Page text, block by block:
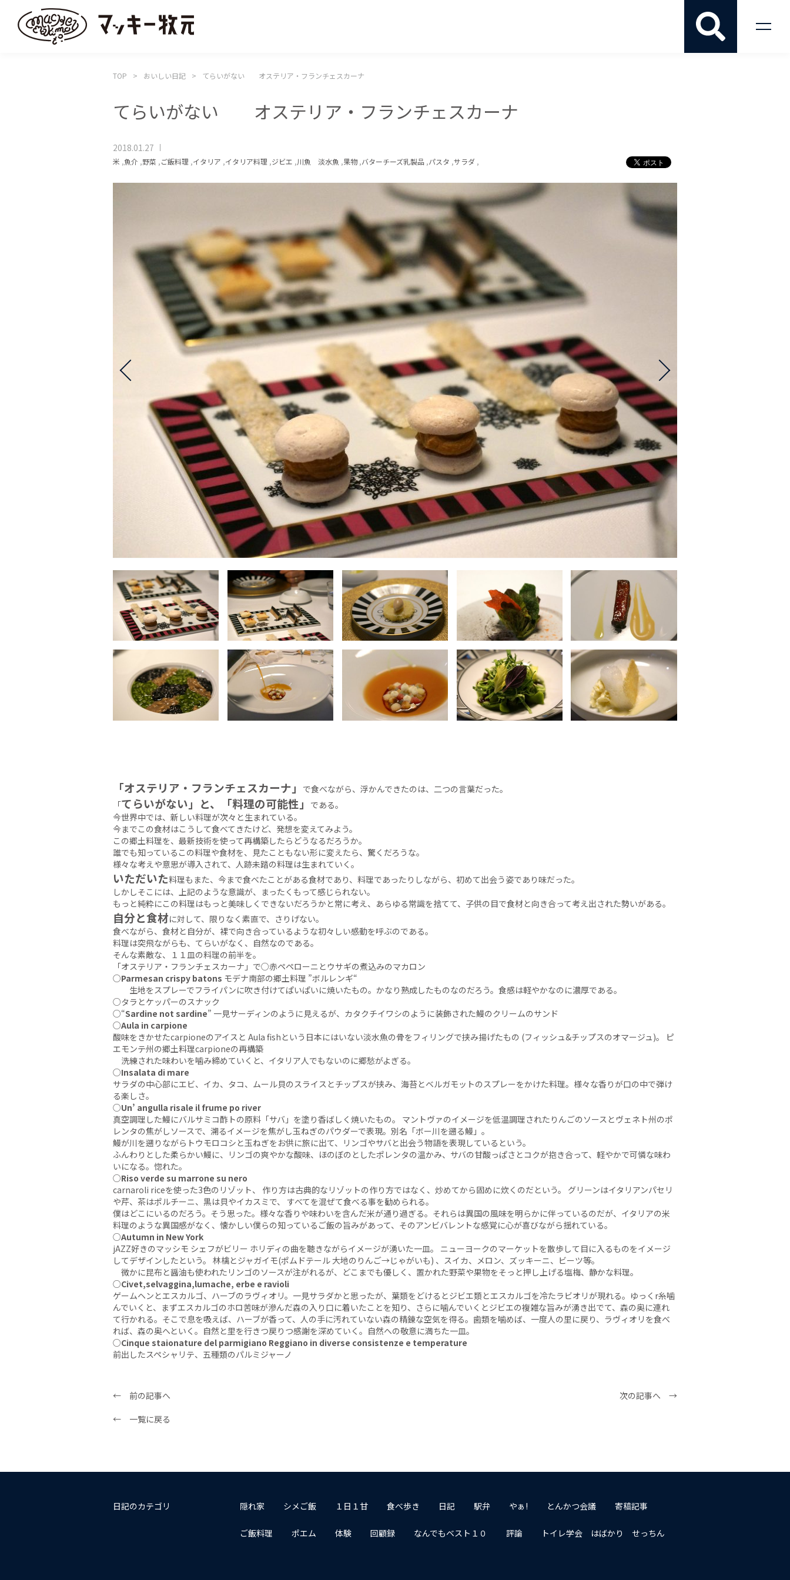
TOP おいしい日記 てらいがない オステリア・フランチェスカーナ
てらいがない オステリア・フランチェスカーナ
2018.01.27
米 ,魚介 ,野菜 ,ご飯料理 ,イタリア ,イタリア料理 ,ジビエ ,川魚 淡水魚 ,果物,バターチーズ乳製品 ,パスタ ,サラダ ,
「オステリア・フランチェスカーナ」
で食べながら、浮かんできたのは、二つの言葉だった。
「てらいがない」と、「料理の可能性」
である。
今世界中では、新しい料理が次々と生まれている。
今までこの食材はこうして食べてきたけど、発想を変えてみよう。
この郷土料理を、最新技術を使って再構築したらどうなるだろうか。
誰でも知っているこの料理や食材を、見たこともない形に変えたら、驚くだろうな。
様々な考えや意思が導入されて、人跡未踏の料理は生まれていく。
いただいた料理もまた、今まで食べたことがある食材であり、料理であったりしながら、初めて出会う姿であり味だった。
しかしそこには、上記のような意識が、まったくもって感じられない。
もっと純粋にこの料理はもっと美味しくできないだろうかと常に考え、あらゆる常識を捨てて、子供の目で食材と向き合って考え出された勢いがある。
自分と食材に対して、限りなく素直で、さりげない。
食べながら、食材と自分が、裸で向き合っているような初々しい感動を呼ぶのである。
料理は突飛ながらも、てらいがなく、自然なのである。
そんな素敵な、１１皿の料理の前半を。
「オステリア・フランチェスカーナ」で○赤ペペローニとウサギの煮込みのマカロン
○Parmesan crispy batons モデナ南部の郷土料理 ”ボルレンギ“
生地をスプレーでフライパンに吹き付けてぱいぱいに焼いたもの。かなり熟成したものなのだろう。食感は軽やかなのに濃厚である。
○タラとケッパーのスナック
○“Sardine not sardine” 一見サーディンのように見えるが、カタクチイワシのように装飾された鰻のクリームのサンド
○Aula in carpione
酸味をきかせたcarpioneのアイスと Aula fishという日本にはいない淡水魚の骨をフィリングで挟み揚げたもの (フィッシュ&チップスのオマージュ)。 ピ
エモンテ州の郷土料理carpioneの再構築
洗練された味わいを噛み締めていくと、イタリア人でもないのに郷愁がよぎる。
○Insalata di mare
サラダの中心部にエビ、イカ、タコ、ムール貝のスライスとチップスが挟み、海苔とベルガモットのスプレーをかけた料理。様々な香りが口の中で弾け
る楽しさ。
○Un’ angulla risale il frume po river
真空調理した鰻にバルサミコ酢トの原料「サバ」を塗り香ばしく焼いたもの。 マントヴァのイメージを低温調理されたりんごのソースとヴェネト州のポ
レンタの焦がしソースで、溯るイメージを焦がし玉ねぎのパウダーで表現。別名「ボー川を遡る鰻」。
鰻が川を遡りながらトウモロコシと玉ねぎをお供に旅に出て、リンゴやサバと出会う物語を表現しているという。
ふんわりとした柔らかい鰻に、リンゴの爽やかな酸味、ほのぼのとしたポレンタの温かみ、サバの甘酸っぱさとコクが抱き合って、軽やかで可憐な味わ
いになる。惚れた。
○Riso verde su marrone su nero
carnaroli riceを使った3色のリゾット、 作り方は古典的なリゾットの作り方ではなく、炒めてから固めに炊くのだという。 グリーンはイタリアンパセリ
や芹、茶はポルチーニ、黒は貝やイカスミで、 すべてを混ぜて食べる事を勧められる。
僕はどこにいるのだろう。そう思った。様々な香りや味わいを含んだ米が通り過ぎる。それらは異国の風味を明らかに伴っているのだが、イタリアの米
料理のような異国感がなく、懐かしい僕らの知っているご飯の旨みがあって、そのアンビバレントな感覚に心が喜びながら揺れている。
○Autumn in New York
jAZZ好きのマッシモ シェフがビリー ホリディの曲を聴きながらイメージが湧いた一皿。 ニューヨークのマーケットを散歩して目に入るものをイメージ
してデザインしたという。 林檎とジャガイモ(ポムドテール 大地のりんご→じゃがいも) 、スイカ、メロン、ズッキーニ、ビーツ等。
微かに昆布と醤油も使われたリンゴのソースが注がれるが、どこまでも優しく、置かれた野菜や果物をそっと押し上げる塩梅、静かな料理。
○Civet,selvaggina,lumache, erbe e ravioli
ゲームヘンとエスカルゴ、ハーブのラヴィオリ。一見サラダかと思ったが、葉類をどけるとジビエ類とエスカルゴを冷たラビオリが現れる。ゆっくr糸噛
んでいくと、まずエスカルゴのホロ苦味が滲んだ森の入り口に着いたことを知り、さらに噛んでいくとジビエの複雑な旨みが湧き出でて、森の奥に連れ
て行かれる。そこで息を吸えば、ハーブが香って、人の手に汚れていない森の精錬な空気を得る。歯類を噛めば、一度人の里に戻り、ラヴィオリを食べ
れば、森の奥へといく。自然と里を行きつ戻りつ感謝を深めていく。自然への敬意に満ちた一皿。
○Cinque staionature del parmigiano Reggiano in diverse consistenze e temperature
前出したスペシャリテ、五種類のパルミジャーノ
← 前の記事へ
次の記事へ →
← 一覧に戻る
日記のカテゴリ 隠れ家 シメご飯 １日１甘 食べ歩き 日記 駅弁 やぁ! とんかつ会議 寄稿記事
ご飯料理 ポエム 体験 回顧録 なんでもベスト１０ 評論 トイレ学会 はばかり せっちん